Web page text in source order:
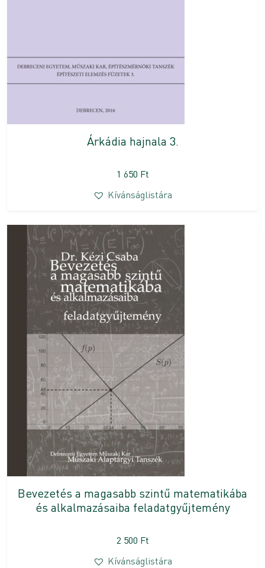
Árkádia hajnala 3.
1 650 Ft
Kívánságlistára
Bevezetés a magasabb szintű matematikába
és alkalmazásaiba feladatgyűjtemény
2 500 Ft
Kívánságlistára